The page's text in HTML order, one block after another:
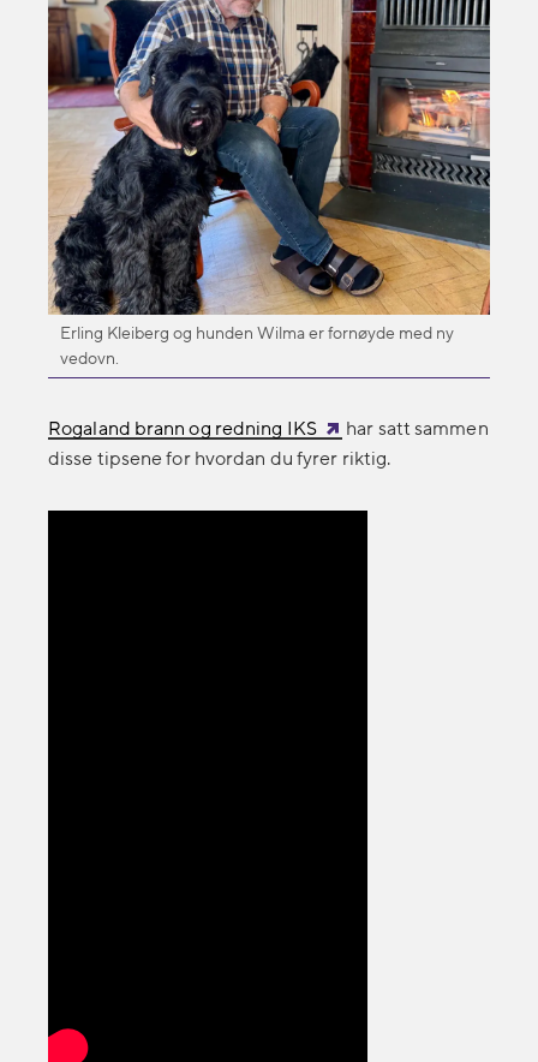
Erling Kleiberg og hunden Wilma er fornøyde med ny
vedovn.
Rogaland brann og redning IKS
har satt sammen
disse tipsene for hvordan du fyrer riktig.